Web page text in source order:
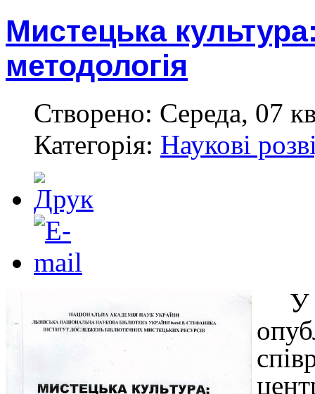
Мистецька культура:
методологія
Створено: Середа, 07
Категорія: Наукові
У